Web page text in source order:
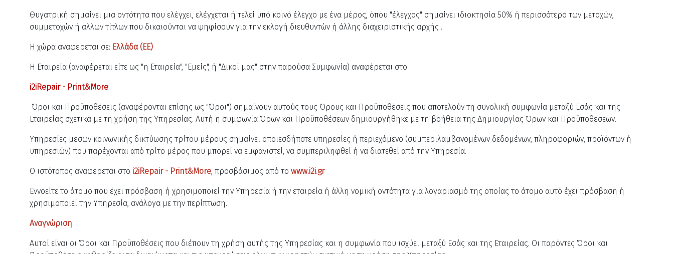
Θυγατρική σημαίνει μια οντότητα που ελέγχει, ελέγχεται ή τελεί υπό κοινό έλεγχο με ένα μέρος, όπου "έλεγχος" σημαίνει ιδιοκτησία 50% ή περισσότερο των μετοχών,
συμμετοχών ή άλλων τίτλων που δικαιούνται να ψηφίσουν για την εκλογή διευθυντών ή άλλης διαχειριστικής αρχής .
Η χώρα αναφέρεται σε: Ελλάδα (EE)
Η Εταιρεία (αναφέρεται είτε ως "η Εταιρεία", "Εμείς", ή "Δικοί μας" στην παρούσα Συμφωνία) αναφέρεται στο
i2iRepair - Print&More
Όροι και Προϋποθέσεις (αναφέρονται επίσης ως "Όροι") σημαίνουν αυτούς τους Όρους και Προϋποθέσεις που αποτελούν τη συνολική συμφωνία μεταξύ Εσάς και της
Εταιρείας σχετικά με τη χρήση της Υπηρεσίας. Αυτή η συμφωνία Όρων και Προϋποθέσεων δημιουργήθηκε με τη βοήθεια της Δημιουργίας Όρων και Προϋποθέσεων.
Υπηρεσίες μέσων κοινωνικής δικτύωσης τρίτου μέρους σημαίνει οποιεσδήποτε υπηρεσίες ή περιεχόμενο (συμπεριλαμβανομένων δεδομένων, πληροφοριών, προϊόντων ή
υπηρεσιών) που παρέχονται από τρίτο μέρος που μπορεί να εμφανιστεί, να συμπεριληφθεί ή να διατεθεί από την Υπηρεσία.
Ο ιστότοπος αναφέρεται στο i2iRepair - Print&More , προσβάσιμος από το www.i2i.gr
Εννοείτε το άτομο που έχει πρόσβαση ή χρησιμοποιεί την Υπηρεσία ή την εταιρεία ή άλλη νομική οντότητα για λογαριασμό της οποίας το άτομο αυτό έχει πρόσβαση ή
χρησιμοποιεί την Υπηρεσία, ανάλογα με την περίπτωση.
Αναγνώριση
Αυτοί είναι οι Όροι και Προϋποθέσεις που διέπουν τη χρήση αυτής της Υπηρεσίας και η συμφωνία που ισχύει μεταξύ Εσάς και της Εταιρείας. Οι παρόντες Όροι και